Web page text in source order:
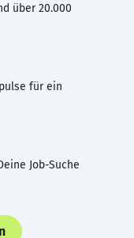
über 20.000
für ein
Job-Suche